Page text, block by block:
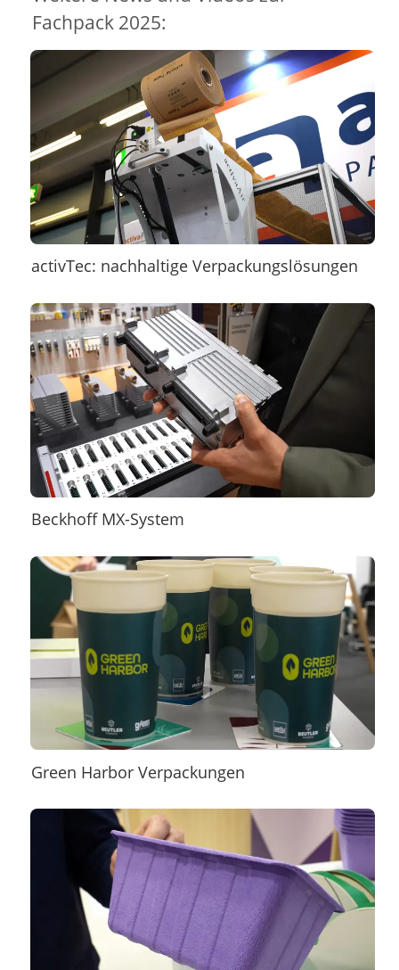
Fachpack 2025:
activTec: nachhaltige Verpackungslösungen
Beckhoff MX-System
Green Harbor Verpackungen